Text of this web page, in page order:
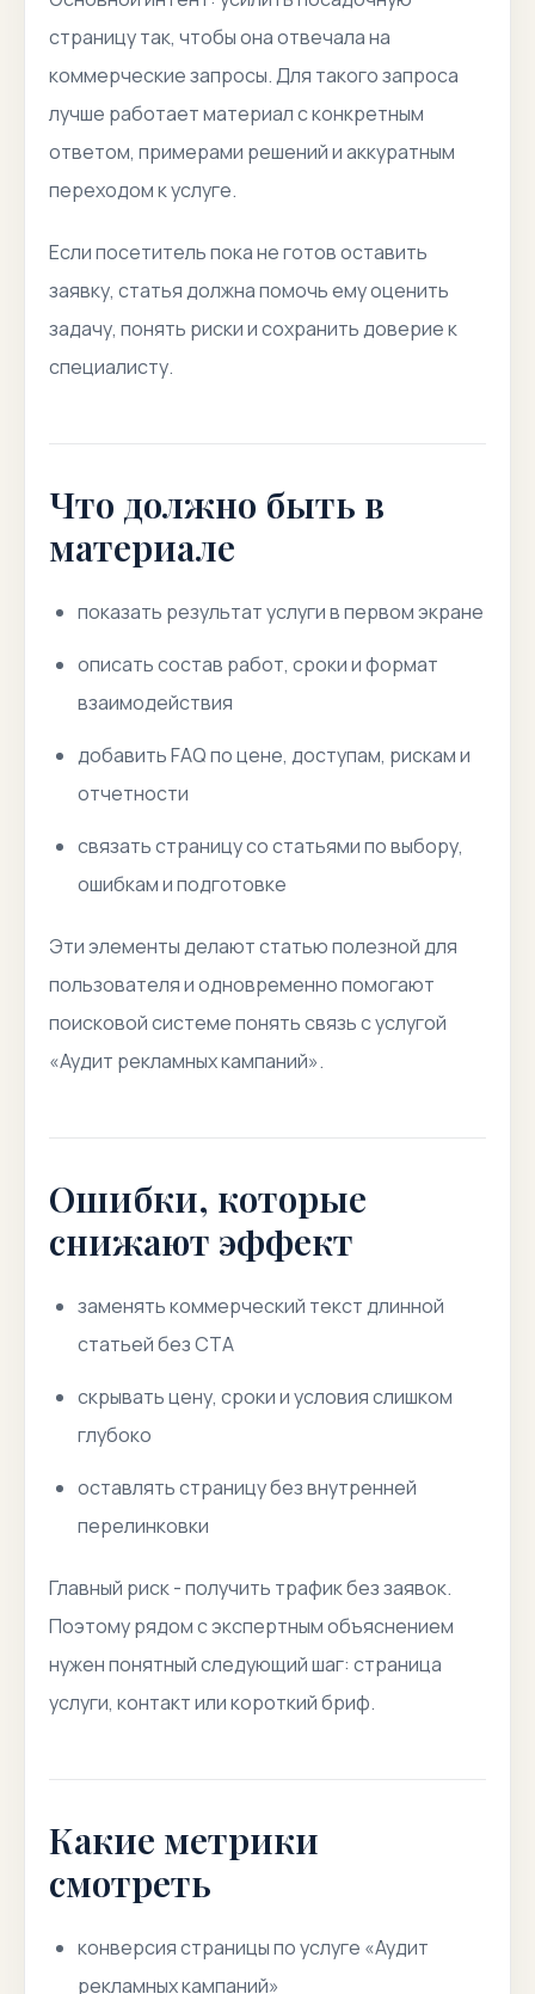
страницу так, чтобы она отвечала на
коммерческие запросы. Для такого запроса
лучше работает материал с конкретным
ответом, примерами решений и аккуратным
переходом к услуге.
Если посетитель пока не готов оставить
заявку, статья должна помочь ему оценить
задачу, понять риски и сохранить доверие к
специалисту.
Что должно быть в
материале
показать результат услуги в первом экране
описать состав работ, сроки и формат
взаимодействия
добавить FAQ по цене, доступам, рискам и
отчетности
связать страницу со статьями по выбору,
ошибкам и подготовке
Эти элементы делают статью полезной для
пользователя и одновременно помогают
поисковой системе понять связь с услугой
«Аудит рекламных кампаний».
Ошибки, которые
снижают эффект
заменять коммерческий текст длинной
статьей без CTA
скрывать цену, сроки и условия слишком
глубоко
оставлять страницу без внутренней
перелинковки
Главный риск - получить трафик без заявок.
Поэтому рядом с экспертным объяснением
нужен понятный следующий шаг: страница
услуги, контакт или короткий бриф.
Какие метрики
смотреть
конверсия страницы по услуге «Аудит
рекламных кампаний»